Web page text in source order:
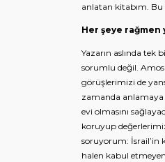
anlatan kitabım. Bu
Her şeye
Yazarın aslında
sorumlu değil.
görüşlerimizi de
zamanda anlamaya
evi olmasını
koruyup
soruyorum: İsrail’in
halen kabul